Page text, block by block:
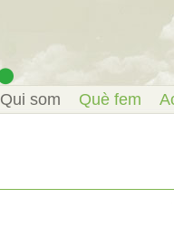
Qui som Què fem